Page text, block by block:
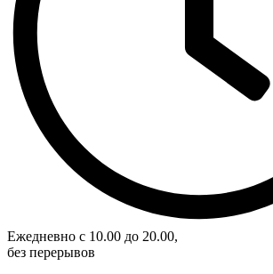
Eжедневно с 10.00 до 20.00,
без перерывов